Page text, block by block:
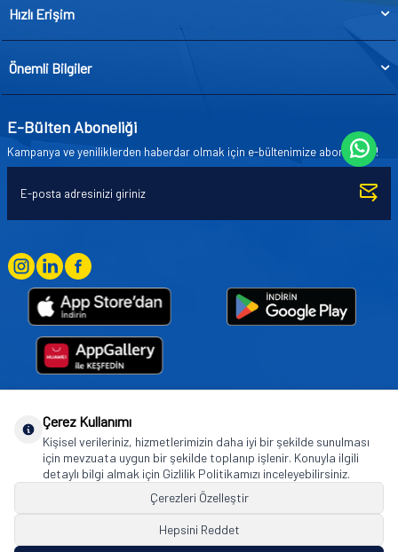
Hızlı Erişim
Önemli Bilgiler
E-Bülten Aboneliği
Kampanya ve yeniliklerden haberdar olmak için e-bültenimize abone olun!
Goodyear (and Winged Foot Design) are trademarks of or licensed to The Goodyear
Tire & Rubber Company used under license by Basbug Group Company,
Istanbul/Türkiye. © 2026 The Goodyear Tire & Rubber Company.
Çerez Kullanımı
Kişisel verileriniz, hizmetlerimizin daha iyi bir şekilde sunulması
için mevzuata uygun bir şekilde toplanıp işlenir. Konuyla ilgili
detaylı bilgi almak için Gizlilik Politikamızı inceleyebilirsiniz.
Çerezleri Özelleştir
Hepsini Reddet